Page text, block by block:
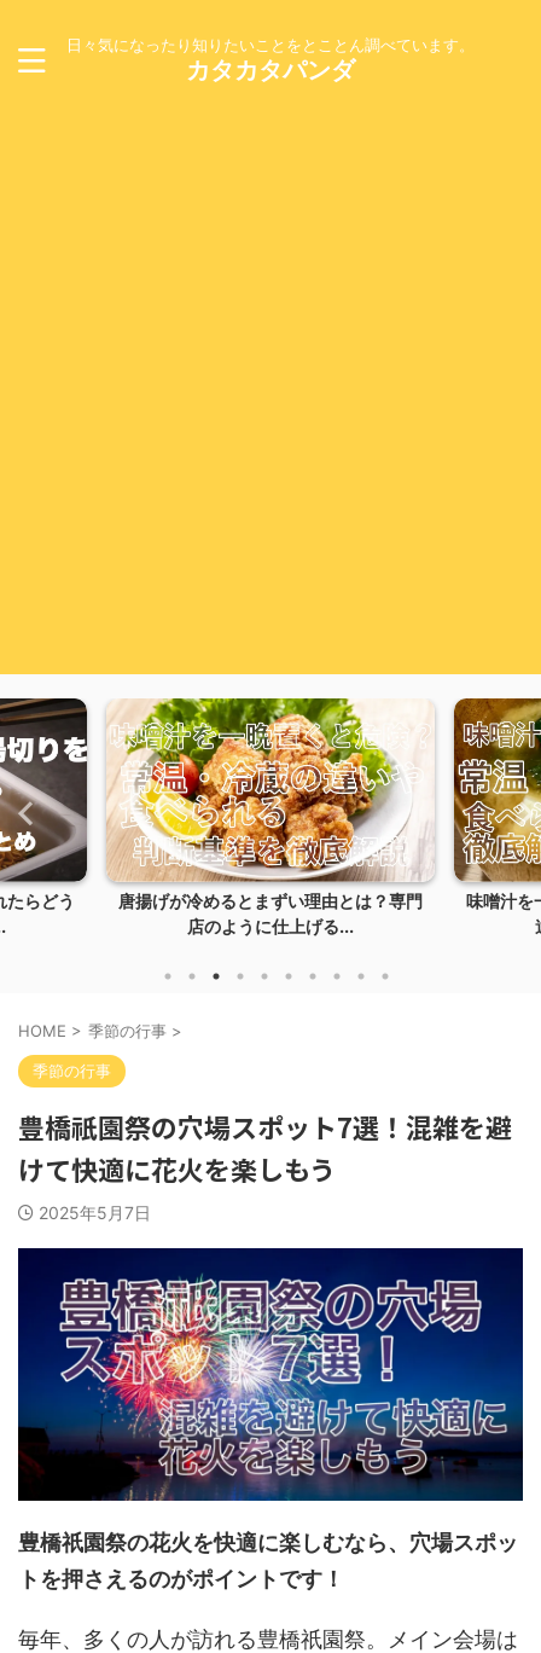
日々気になったり知りたいことをとことん調べています。
カタカタパンダ
らどう
唐揚げが冷めるとまずい理由とは？専門
店のように仕上げる...
味噌汁を
HOME > 季節の行事 >
季節の行事
豊橋祇園祭の穴場スポット7選！混雑を避
けて快適に花火を楽しもう
2025年5月7日
豊橋祇園祭の花火を快適に楽しむなら、穴場スポッ
トを押さえるのがポイントです！
毎年、多くの人が訪れる豊橋祇園祭。メイン会場は